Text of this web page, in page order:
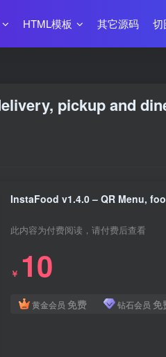
HTML模板 其它源码 切
pickup and
此内容为付费阅读，请付费后查看
￥ 10
黄金会员 免费 钻石会员 免